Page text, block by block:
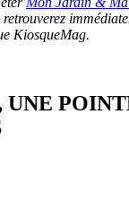
KiosqueMag.
UNE